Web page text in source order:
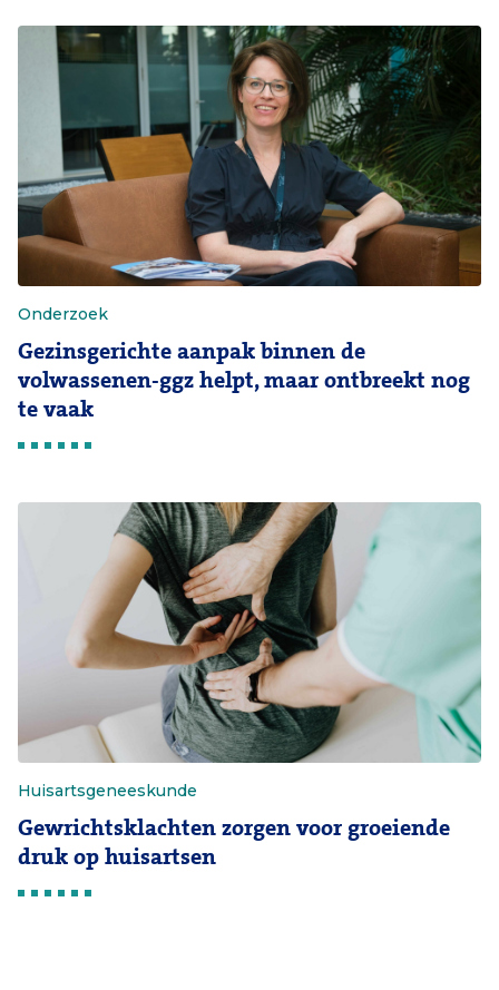
Onderzoek
Gezinsgerichte aanpak binnen de
volwassenen-ggz helpt, maar ontbreekt nog
te vaak
Huisartsgeneeskunde
Gewrichtsklachten zorgen voor groeiende
druk op huisartsen